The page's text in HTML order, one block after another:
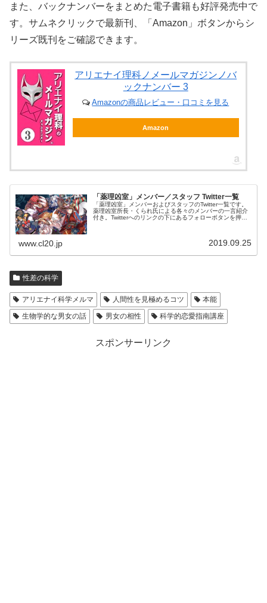
また、バックナンバーをまとめた電子書籍も好評発売中で
す。サムネクリックで最新刊、「Amazon」ボタンからシ
リーズ既刊をご確認できます。
アリエナイ理科ノメールマガジンノバ
ックナンバー 3
Amazonの商品レビュー・口コミを見る
Amazon
「薬理凶室」メンバー／スタッフ Twitter一覧
「薬理凶室」メンバーおよびスタッフのTwitter一覧です。
薬理凶室所長・くられ氏による各々のメンバーの一言紹介
付き。Twitterへのリンクの下にあるフォローボタンを押す
www.cl20.jp 2019.09.25
性差の科学
アリエナイ科学メルマ 人間性を見極めるコツ
本能
生物学的な男女の話
男女の相性 科学的恋愛指南講座
スポンサーリンク